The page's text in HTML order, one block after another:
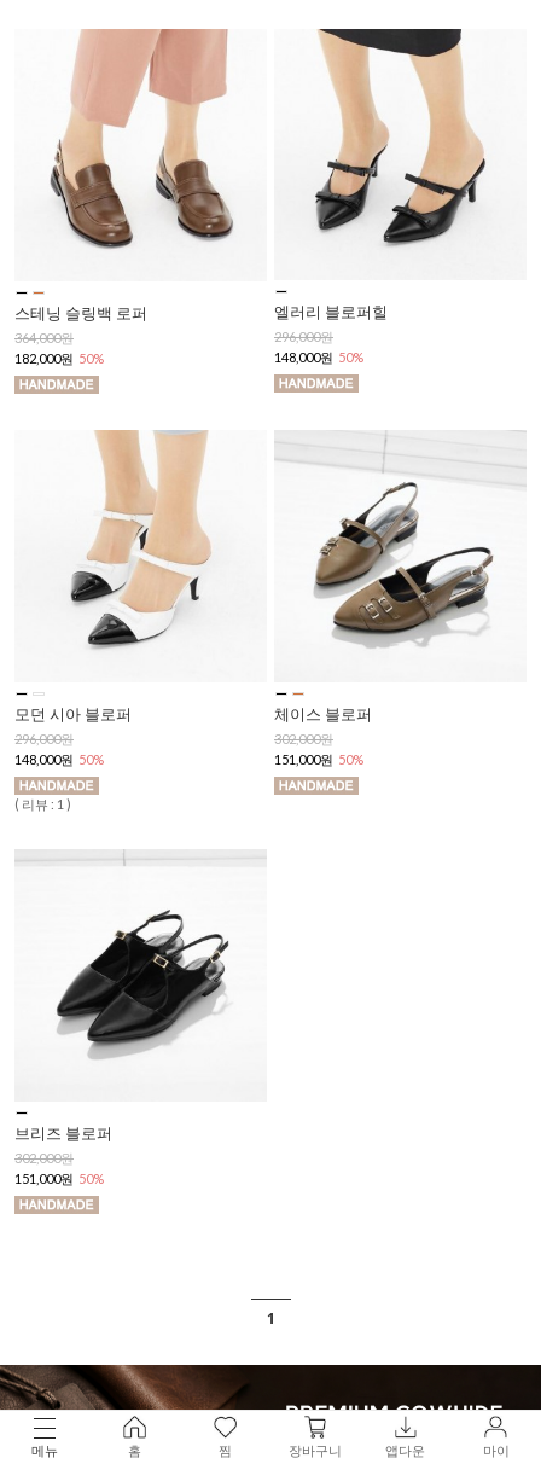
스테닝 슬링백 로퍼
364,000원
182,000원 50%
엘러리 블로퍼힐
296,000원
148,000원 50%
모던 시아 블로퍼
296,000원
148,000원 50%
( 리뷰 : 1 )
체이스 블로퍼
302,000원
151,000원 50%
브리즈 블로퍼
302,000원
151,000원 50%
1
메뉴 홈 찜 장바구니 앱다운 마이